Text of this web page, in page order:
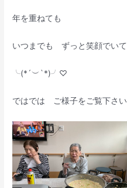
年を重ねても
いつまでも ずっと笑顔でい
╰(*´︶`*)╯♡
ではでは ご様子をご覧下さ